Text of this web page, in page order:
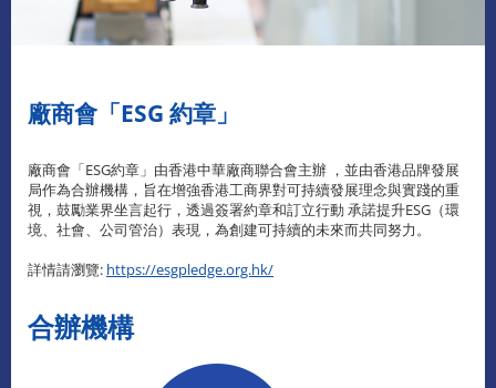
廠商會「ESG 約章」
廠商會「ESG約章」由香港中華廠商聯合會主辦 ，並由香港品牌發展
局作為合辦機構，旨在增強香港工商界對可持續發展理念與實踐的重
視，鼓勵業界坐言起行，透過簽署約章和訂立行動 承諾提升ESG（環
境、社會、公司管治）表現，為創建可持續的未來而共同努力。
詳情請瀏覽: https://esgpledge.org.hk/
合辦機構